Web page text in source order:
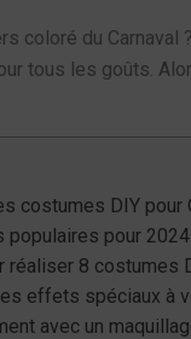
coloré du
tous les goûts.
costumes DIY pour
populaires pour 2024
réaliser 8 costumes
effets spéciaux à
avec un